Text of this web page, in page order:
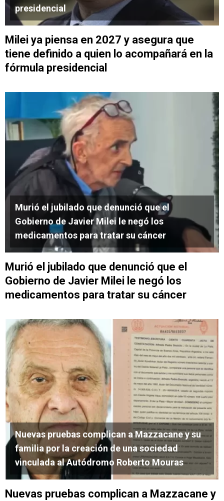
presidencial
Milei ya piensa en 2027 y asegura que
tiene definido a quien lo acompañará en la
fórmula presidencial
Murió el jubilado que denunció que el
Gobierno de Javier Milei le negó los
medicamentos para tratar su cáncer
Murió el jubilado que denunció que el
Gobierno de Javier Milei le negó los
medicamentos para tratar su cáncer
Nuevas pruebas complican a Mazzacane y su
familia por la creación de una sociedad
vinculada al Autódromo Roberto Mouras
Nuevas pruebas complican a Mazzacane y